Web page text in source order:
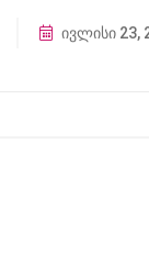
ივლისი 23,